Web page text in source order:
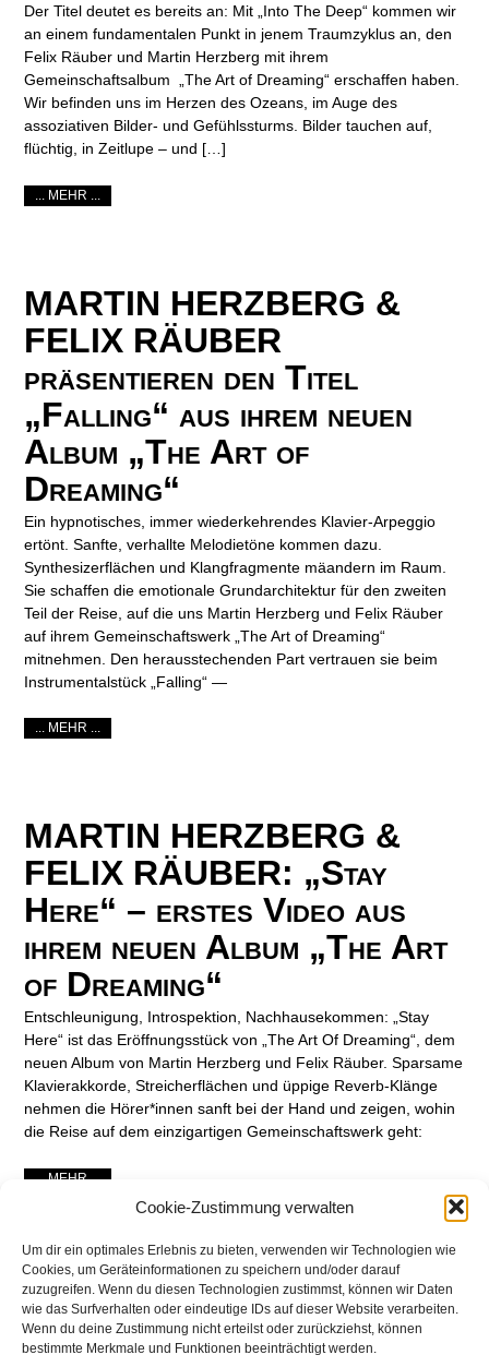
Cookie-Zustimmung verwalten
Um dir ein optimales Erlebnis zu bieten, verwenden wir Technologien wie
Cookies, um Geräteinformationen zu speichern und/oder darauf
zuzugreifen. Wenn du diesen Technologien zustimmst, können wir Daten
wie das Surfverhalten oder eindeutige IDs auf dieser Website verarbeiten.
Wenn du deine Zustimmung nicht erteilst oder zurückziehst, können
bestimmte Merkmale und Funktionen beeinträchtigt werden.
Der Titel deutet es bereits an: Mit „Into The Deep“ kommen wir
an einem fundamentalen Punkt in jenem Traumzyklus an, den
Felix Räuber und Martin Herzberg mit ihrem
Gemeinschaftsalbum „The Art of Dreaming“ erschaffen haben.
Wir befinden uns im Herzen des Ozeans, im Auge des
assoziativen Bilder- und Gefühlssturms. Bilder tauchen auf,
flüchtig, in Zeitlupe – und […]
... MEHR ...
MARTIN HERZBERG &
FELIX RÄUBER
präsentieren den Titel
„Falling“ aus ihrem neuen
Album „The Art of
Dreaming“
Ein hypnotisches, immer wiederkehrendes Klavier-Arpeggio
ertönt. Sanfte, verhallte Melodietöne kommen dazu.
Synthesizerflächen und Klangfragmente mäandern im Raum.
Sie schaffen die emotionale Grundarchitektur für den zweiten
Teil der Reise, auf die uns Martin Herzberg und Felix Räuber
auf ihrem Gemeinschaftswerk „The Art of Dreaming“
mitnehmen. Den herausstechenden Part vertrauen sie beim
Instrumentalstück „Falling“ —
... MEHR ...
MARTIN HERZBERG &
FELIX RÄUBER: „Stay
Here“ – erstes Video aus
ihrem neuen Album „The Art
of Dreaming“
Entschleunigung, Introspektion, Nachhausekommen: „Stay
Here“ ist das Eröffnungsstück von „The Art Of Dreaming“, dem
neuen Album von Martin Herzberg und Felix Räuber. Sparsame
Klavierakkorde, Streicherflächen und üppige Reverb-Klänge
nehmen die Hörer*innen sanft bei der Hand und zeigen, wohin
die Reise auf dem einzigartigen Gemeinschaftswerk geht:
... MEHR ...